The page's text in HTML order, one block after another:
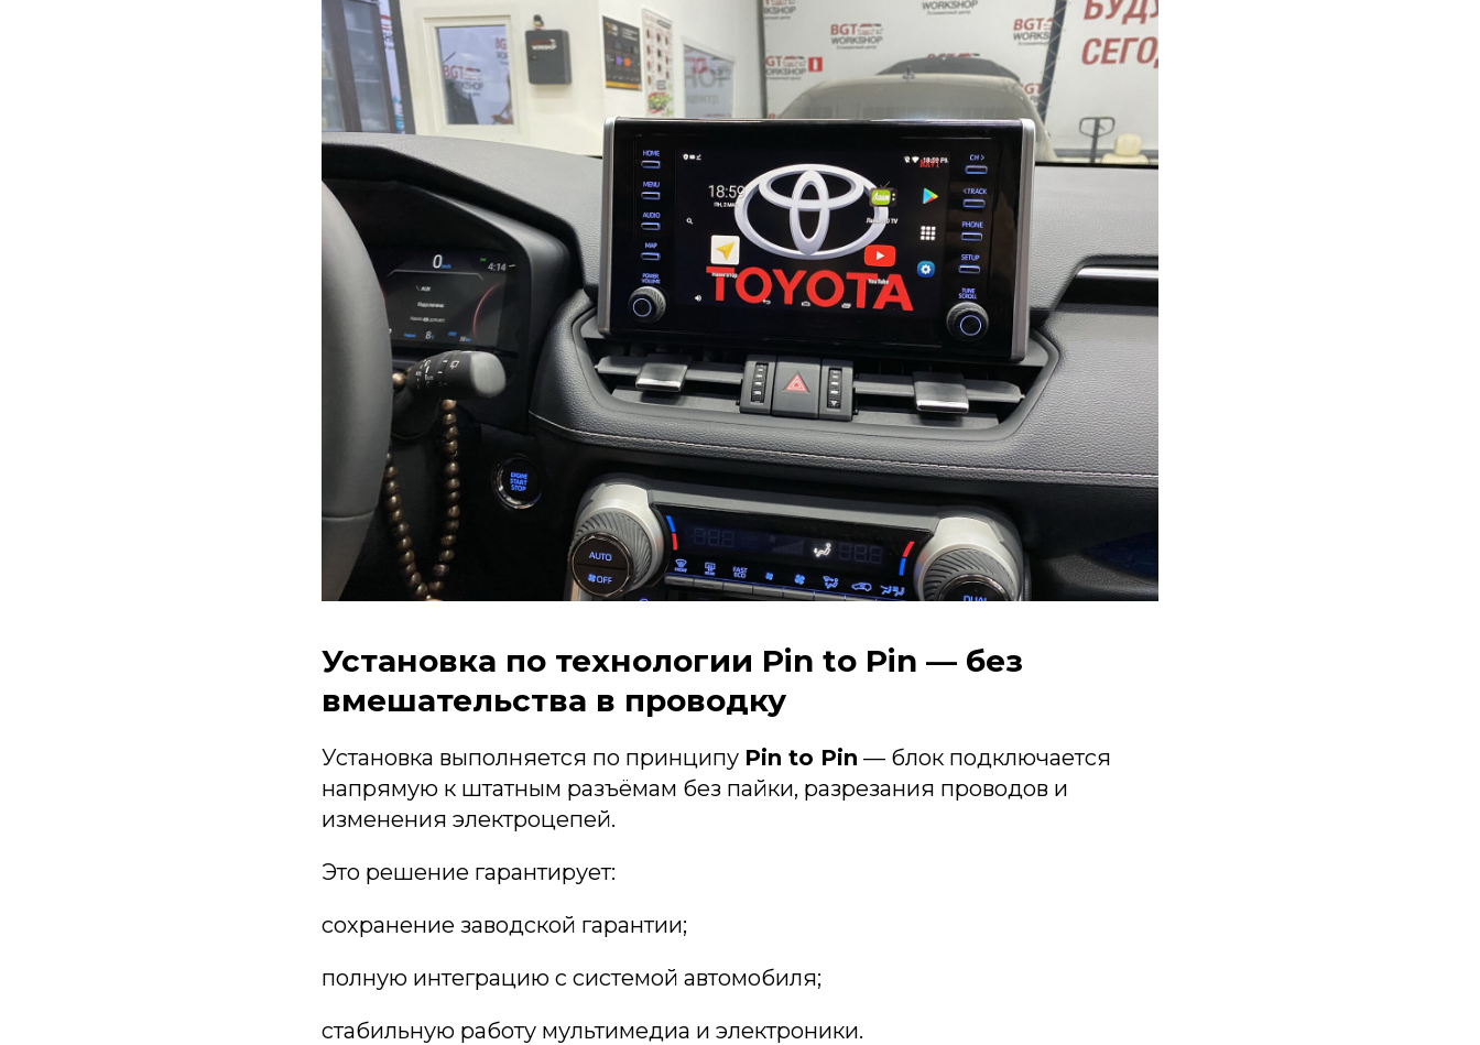
Установка по технологии Pin to Pin — без
вмешательства в проводку
Установка выполняется по принципу Pin to Pin — блок подключается
напрямую к штатным разъёмам без пайки, разрезания проводов и
изменения электроцепей.
Это решение гарантирует:
сохранение заводской гарантии;
полную интеграцию с системой автомобиля;
стабильную работу мультимедиа и электроники.